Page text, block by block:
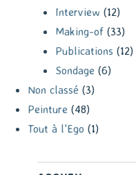
Interview (12)
Making-of (33)
Publications (12)
Sondage (6)
Non classé (3)
Peinture (48)
Tout à l'Ego (1)